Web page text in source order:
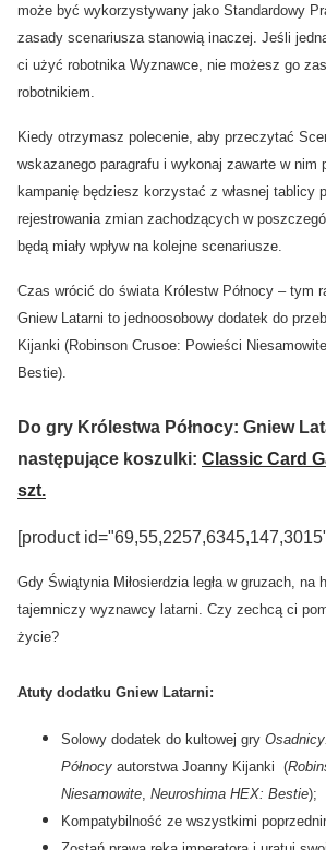
może być wykorzystywany jako Standardowy
zasady scenariusza stanowią inaczej. Jeśli
ci użyć robotnika Wyznawce, nie możesz go
robotnikiem.
Kiedy otrzymasz polecenie, aby przeczytać
wskazanego paragrafu i wykonaj zawarte w nim
kampanię będziesz korzystać z własnej tablicy
rejestrowania zmian zachodzących w
będą miały wpływ na kolejne scenariusze.
Czas wrócić do świata Królestw Północy – tym
Gniew Latarni to jednoosobowy dodatek do
Kijanki (Robinson Crusoe: Powieści
Bestie).
Do gry Królestwa Północy: Gniew
następujące koszulki: Classic Card
szt.
[product
Gdy Świątynia Miłosierdzia legła w gruzach, na
tajemniczy wyznawcy latarni. Czy zechcą ci
życie?
Atuty dodatku Gniew Latarni:
Solowy dodatek do kultowej gry
Północy autorstwa Joanny Kijanki (
Niesamowite Neuroshima HEX: Bestie);
Kompatybilność ze wszystkimi